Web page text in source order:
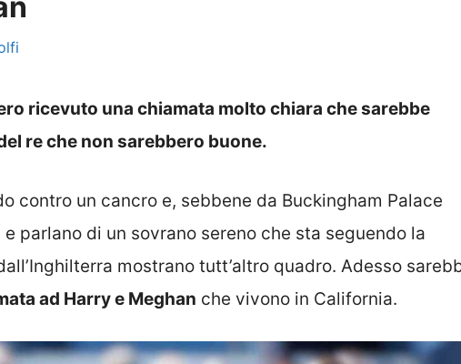
ricevuto una chiamata molto chiara che sarebbe
re che non sarebbero buone.
contro un cancro e, sebbene da Buckingham Palace
parlano di un sovrano sereno che sta seguendo la
mostrano tutt’altro quadro. Adesso
ad Harry e Meghan che vivono in California.